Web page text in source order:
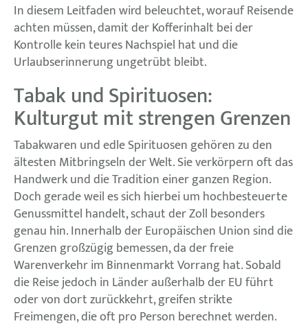
In diesem Leitfaden wird beleuchtet, worauf Reisende
achten müssen, damit der Kofferinhalt bei der
Kontrolle kein teures Nachspiel hat und die
Urlaubserinnerung ungetrübt bleibt.
Tabak und Spirituosen:
Kulturgut mit strengen Grenzen
Tabakwaren und edle Spirituosen gehören zu den
ältesten Mitbringseln der Welt. Sie verkörpern oft das
Handwerk und die Tradition einer ganzen Region.
Doch gerade weil es sich hierbei um hochbesteuerte
Genussmittel handelt, schaut der Zoll besonders
genau hin. Innerhalb der Europäischen Union sind die
Grenzen großzügig bemessen, da der freie
Warenverkehr im Binnenmarkt Vorrang hat. Sobald
die Reise jedoch in Länder außerhalb der EU führt
oder von dort zurückkehrt, greifen strikte
Freimengen, die oft pro Person berechnet werden.